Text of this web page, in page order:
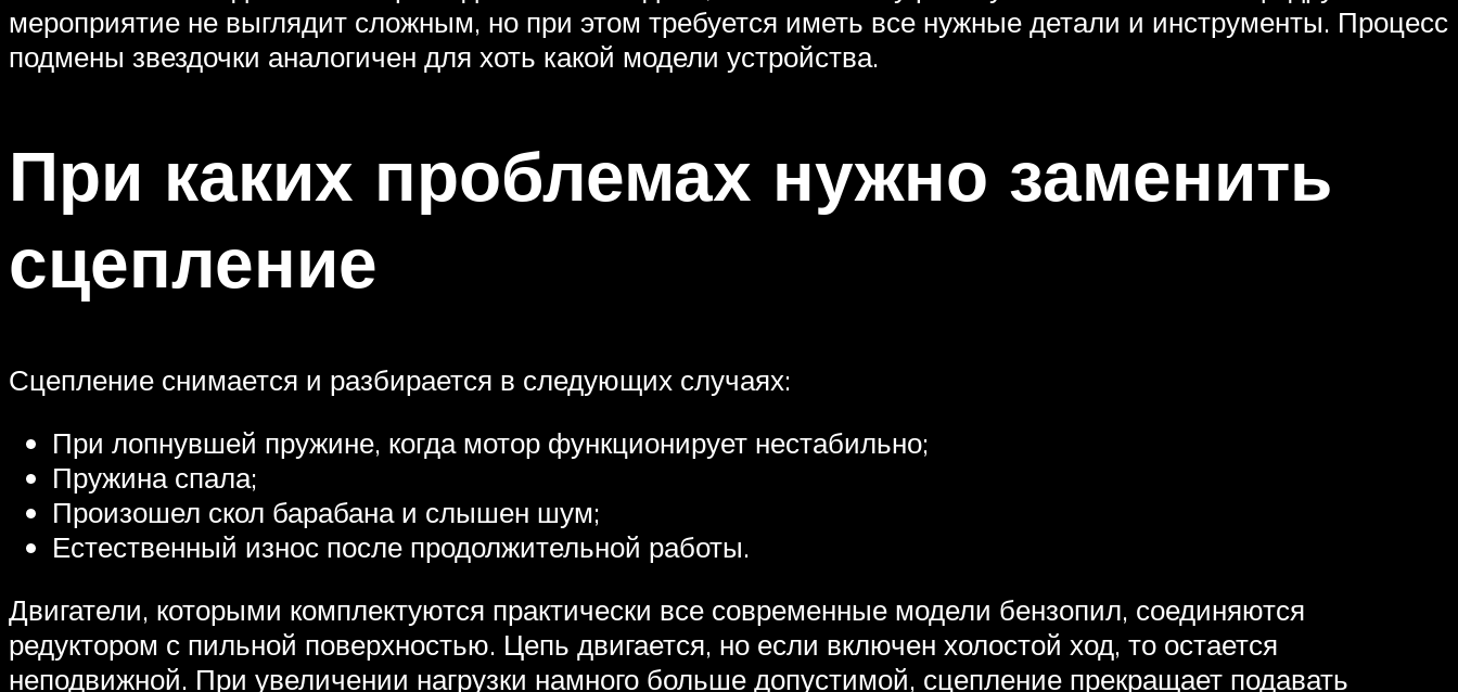
мероприятие не выглядит сложным, но при этом требуется иметь все нужные детали и инструменты. Процесс
подмены звездочки аналогичен для хоть какой модели устройства.
При каких проблемах нужно заменить
сцепление
Сцепление снимается и разбирается в следующих случаях:
При лопнувшей пружине, когда мотор функционирует нестабильно;
Пружина спала;
Произошел скол барабана и слышен шум;
Естественный износ после продолжительной работы.
Двигатели, которыми комплектуются практически все современные модели бензопил, соединяются
редуктором с пильной поверхностью. Цепь двигается, но если включен холостой ход, то остается
неподвижной. При увеличении нагрузки намного больше допустимой, сцепление прекращает подавать